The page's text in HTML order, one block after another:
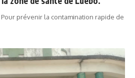
prévenir la contamination rapide de